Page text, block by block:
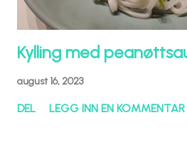
Kylling med
august 16, 2023
DEL LEGG INN EN KOMMENTAR